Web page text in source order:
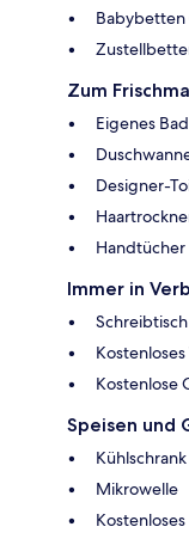
Zum
Eigenes Bad
Designer-
Handtücher
Immer in
Schreibtisch
Kostenlose
Speisen und
Kühlschrank
Mikrowelle